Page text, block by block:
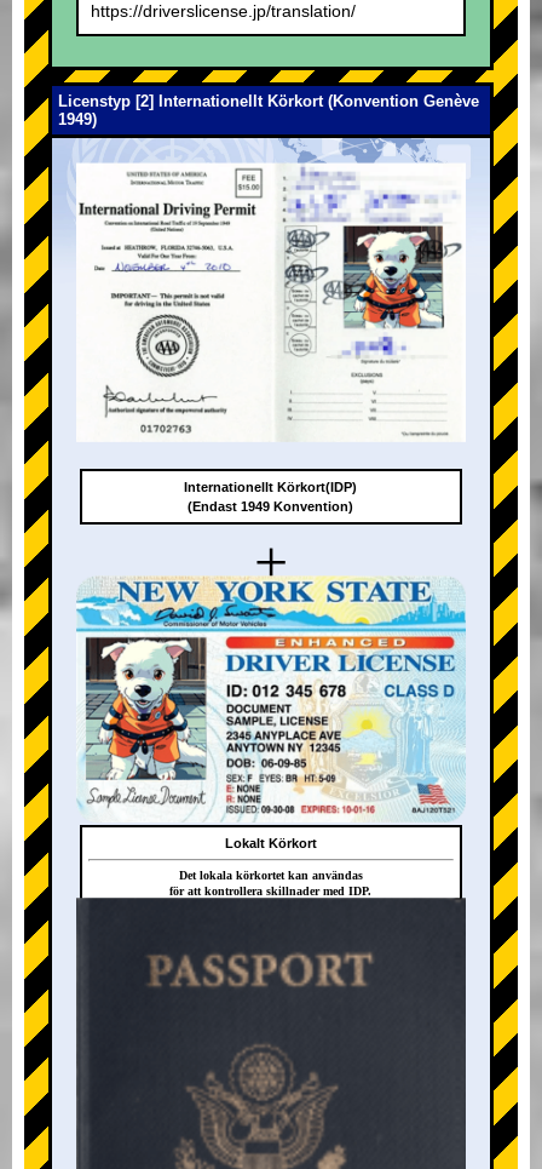
https://driverslicense.jp/translation/
Licenstyp [2] Internationellt Körkort (Konvention Genève
1949)
+
+
Internationellt Körkort(IDP)
(Endast 1949 Konvention)
Lokalt Körkort
Det lokala körkortet kan användas
för att kontrollera skillnader med IDP.